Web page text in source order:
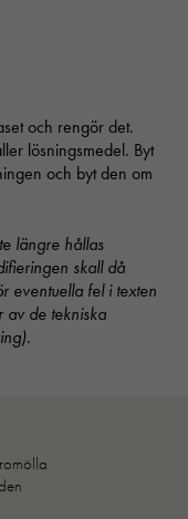
och rengör det.
lösningsmedel. Byt
och byt den om
längre hållas
skall då
eventuella fel i texten
av de tekniska
kakor går inte att välja bort.
för att hemsidan över huvud